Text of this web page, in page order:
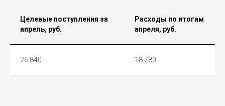
Целевые поступления за
апрель, руб.
Расходы по итогам
апреля, руб.
26 840 18 780